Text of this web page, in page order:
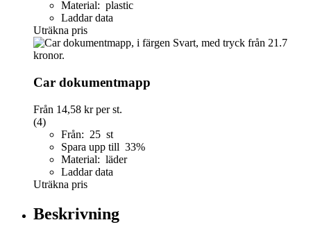
Material: plastic
Laddar data
Uträkna pris
Car dokumentmapp
Från 14,58 krper st.
(4)
Från: 25 st
Spara upp till 33%
Material: läder
Laddar data
Uträkna pris
Beskrivning